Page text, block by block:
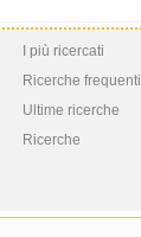
I più ricercati
Ricerche frequenti
Ultime ricerche
Ricerche